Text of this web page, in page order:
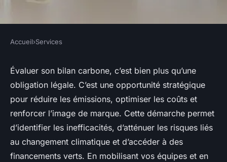
Bilan carbone entreprise : vers
une performance durable et
engagée
Pauline•27 avril 2025•4 min de lecture
Accueil›Services
Évaluer son bilan carbone, c’est bien plus qu’une
obligation légale. C’est une opportunité stratégique
pour réduire les émissions, optimiser les coûts et
renforcer l’image de marque. Cette démarche permet
d’identifier les inefficacités, d’atténuer les risques liés
au changement climatique et d’accéder à des
financements verts. En mobilisant vos équipes et en